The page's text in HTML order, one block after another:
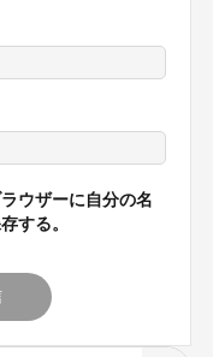
ウザーに自分の名
する。